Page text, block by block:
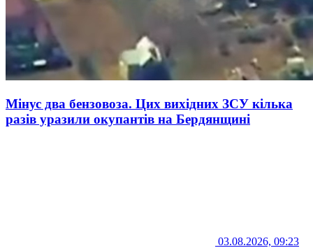
Мінус два бензовоза. Цих вихідних ЗСУ кілька
разів уразили окупантів на Бердянщині
03.08.2026, 09:23